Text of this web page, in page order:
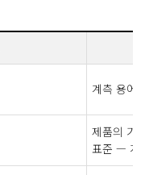
계측 용어
제품의 기
표준 — 게